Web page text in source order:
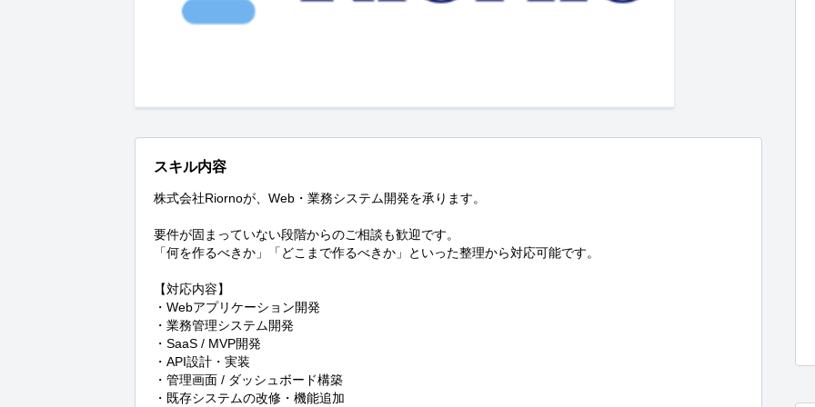
スキル内容
株式会社Riornoが、Web・業務システム開発を承ります。
要件が固まっていない段階からのご相談も歓迎です。
「何を作るべきか」「どこまで作るべきか」といった整理から対応可能です。
【対応内容】
・Webアプリケーション開発
・業務管理システム開発
・SaaS / MVP開発
・API設計・実装
・管理画面 / ダッシュボード構築
・既存システムの改修・機能追加